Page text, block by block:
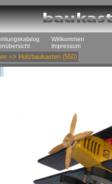
Willkommen
Impressum
=> Holzbaukasten (550)